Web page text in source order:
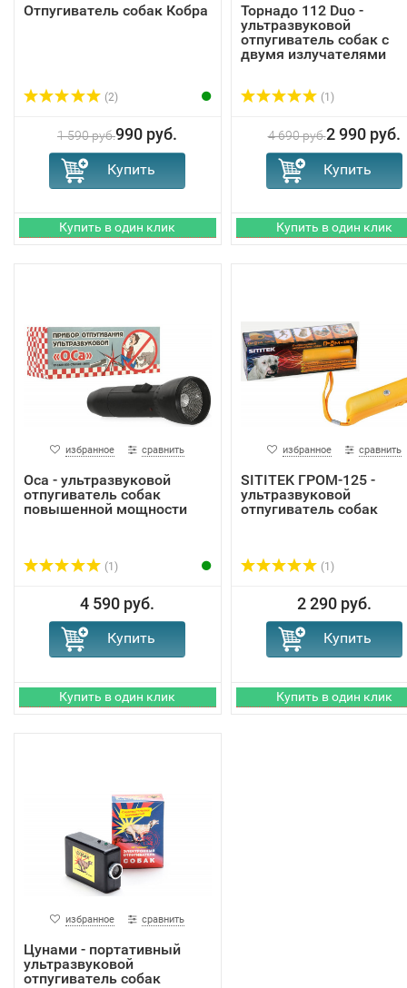
Отпугиватель собак Кобра
(2)
1 590 руб.990 руб.
Торнадо 112 Duo -
ультразвуковой
отпугиватель собак с
двумя излучателями
(1)
4 690 руб.2 990 руб.
избранное сравнить
Оса - ультразвуковой
отпугиватель собак
повышенной мощности
(1)
4 590 руб.
избранное сравнить
SITITEK ГРОМ-125 -
ультразвуковой
отпугиватель собак
(1)
2 290 руб.
избранное сравнить
Цунами - портативный
ультразвуковой
отпугиватель собак